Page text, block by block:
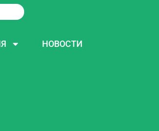
НОВОСТИ